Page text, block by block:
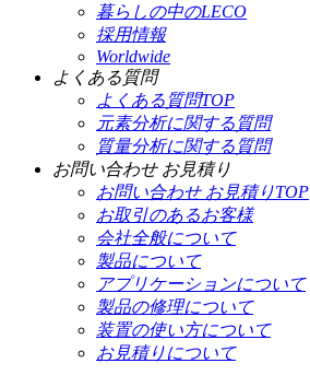
暮らしの中のLECO
採用情報
Worldwide
よくある質問
よくある質問TOP
元素分析に関する質問
質量分析に関する質問
お問い合わせ お見積り
お問い合わせ お見積りTOP
お取引のあるお客様
会社全般について
製品について
アプリケーションについて
製品の修理について
装置の使い方について
お見積りについて